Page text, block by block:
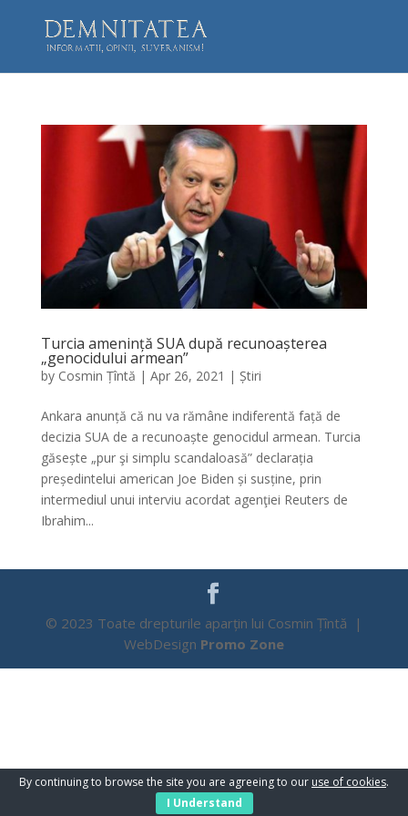
Turcia amenință SUA după recunoașterea
„genocidului armean”
by Cosmin Țîntă | Apr 26, 2021 | Știri
Ankara anunță că nu va rămâne indiferentă față de
decizia SUA de a recunoaște genocidul armean. Turcia
găsește „pur şi simplu scandaloasă” declarația
președintelui american Joe Biden și susține, prin
intermediul unui interviu acordat agenţiei Reuters de
Ibrahim...
© 2023 Toate drepturile aparțin lui Cosmin Țîntă |
WebDesign Promo Zone
By continuing to browse the site you are agreeing to our use of cookies.
I Understand